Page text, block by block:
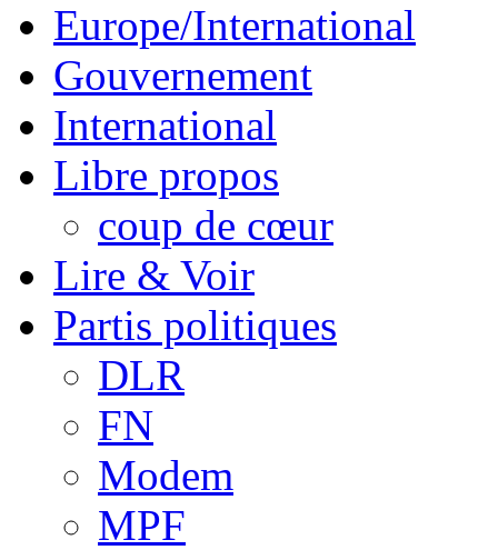
Europe/International
Gouvernement
International
Libre propos
coup de cœur
Lire & Voir
Partis politiques
DLR
FN
Modem
MPF